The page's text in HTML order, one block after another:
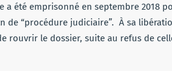
a été emprisonné en septembre 2018
de “procédure judiciaire”. À sa
rouvrir le dossier, suite au refus de